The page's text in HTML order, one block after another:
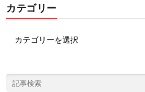
カテゴリー